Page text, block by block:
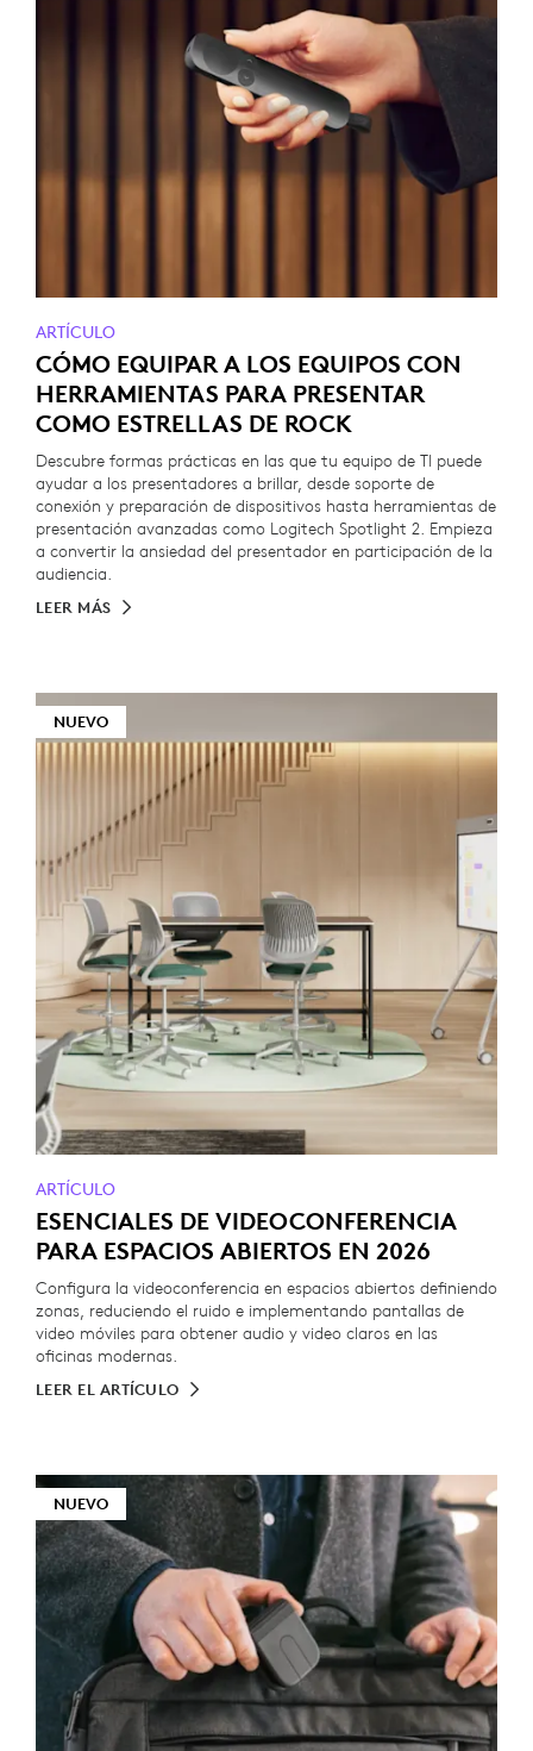
ARTÍCULO
CÓMO EQUIPAR A LOS EQUIPOS CON
HERRAMIENTAS PARA PRESENTAR
COMO ESTRELLAS DE ROCK
Descubre formas prácticas en las que tu equipo de TI puede
ayudar a los presentadores a brillar, desde soporte de
conexión y preparación de dispositivos hasta herramientas de
presentación avanzadas como Logitech Spotlight 2. Empieza
a convertir la ansiedad del presentador en participación de la
audiencia.
LEER MÁS
NUEVO
ARTÍCULO
ESENCIALES DE VIDEOCONFERENCIA
PARA ESPACIOS ABIERTOS EN 2026
Configura la videoconferencia en espacios abiertos definiendo
zonas, reduciendo el ruido e implementando pantallas de
video móviles para obtener audio y video claros en las
oficinas modernas.
LEER EL ARTÍCULO
NUEVO